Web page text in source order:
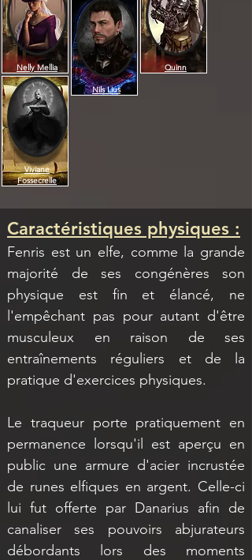
Nelly Mellia
Viviane
Fossecrelle
Nils Lius
Quinn
Caractéristiques physiques :
Fenris est un elfe, comme la grande
majorité de ses congénères son
physique est fin et élancé, ne
l'empêchant pas pour autant d'être
musculeux en raison de ses
entraînements réguliers et de la
pratique d'exercices physiques.
Le traqueur porte pratiquement en
permanence lorsqu'il est aperçu en
public une armure d'acier incrustée
de runes elfiques en argent. Celle-ci
lui fut offerte par Danarius afin de
canaliser ses pouvoirs abjurateurs
débordants lors des moments